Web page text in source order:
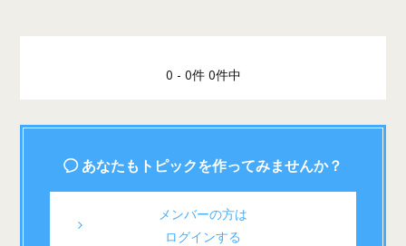
0 - 0件 0件中
あなたもトピックを作ってみませんか？
メンバーの方は
ログインする